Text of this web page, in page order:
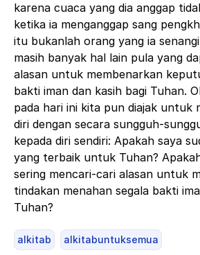
karena cuaca yang dia anggap
ketika ia menganggap sang
itu bukanlah orang yang ia
masih banyak hal lain pula yang
alasan untuk membenarkan
bakti iman dan kasih bagi Tuhan.
pada hari ini kita pun diajak untuk
diri dengan secara sungguh-
kepada diri sendiri: Apakah saya
yang terbaik untuk Tuhan?
sering mencari-cari alasan untuk
tindakan menahan segala bakti
Tuhan?
alkitab alkitabuntuksemua